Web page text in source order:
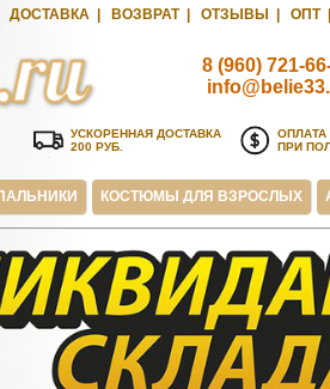
ДОСТАВКА| ВОЗВРАТ| ОТЗЫВЫ ОПТ
8 (960) 721-
УСКОРЕННАЯ ДОСТАВКА
200 РУБ.
ОПЛАТА
ПРИ
КОСТЮМЫ ДЛЯ ВЗРОСЛЫХ